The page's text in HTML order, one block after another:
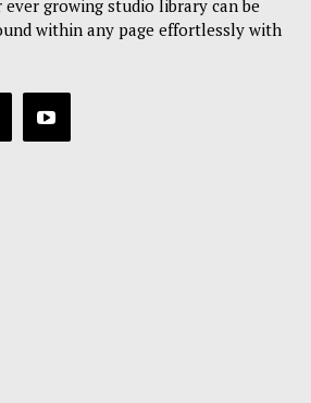
growing studio library can be
within any page effortlessly with